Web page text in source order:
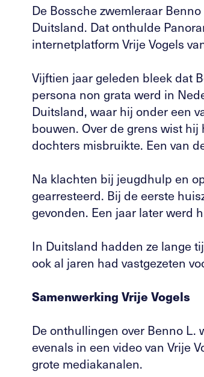
De Bossche zwemleraar
Duitsland. Dat onthulde
internetplatform Vrije Vogels
Vijftien jaar geleden bleek dat
persona non grata werd in
Duitsland, waar hij onder een
bouwen. Over de grens wist
dochters misbruikte. Een van
Na klachten bij jeugdhulp en
gearresteerd. Bij de eerste
gevonden. Een jaar later werd
In Duitsland hadden ze lange
ook al jaren had vastgezeten
Samenwerking Vrije Vogels
De onthullingen over Benno L.
evenals in een video van Vrije
grote mediakanalen.